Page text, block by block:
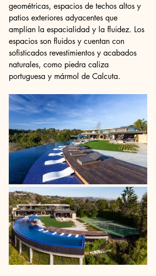
geométricas, espacios de techos altos y
patios exteriores adyacentes que
amplían la espacialidad y la fluidez. Los
espacios son fluidos y cuentan con
sofisticados revestimientos y acabados
naturales, como piedra caliza
portuguesa y mármol de Calcuta.